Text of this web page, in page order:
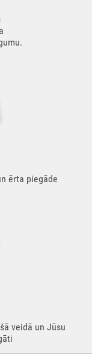
ērta piegāde
veidā un Jūsu